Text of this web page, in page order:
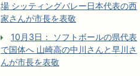
場 シッティングバレー日本代表の西
家さんが市長を表敬
10月3日： ソフトボールの県代表
で国体へ 山崎高の中川さんと早川さ
んが市長を表敬